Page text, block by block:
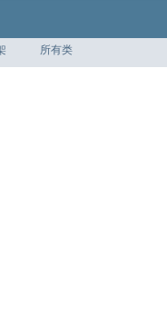
所有类